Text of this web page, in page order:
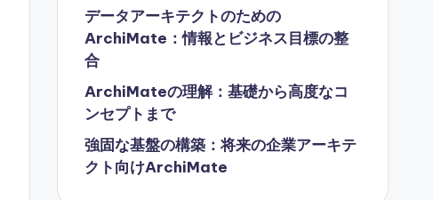
データアーキテクトのための
ArchiMate：情報とビジネス目標の整
合
ArchiMateの理解：基礎から高度なコ
ンセプトまで
強固な基盤の構築：将来の企業アーキテ
クト向けArchiMate